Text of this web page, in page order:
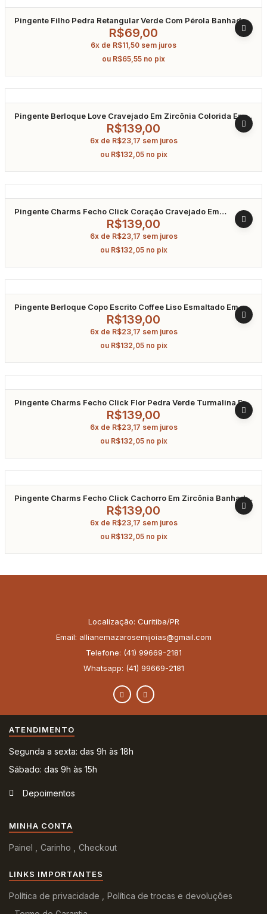
Pingente Filho Pedra Retangular Verde Com Pérola Banhado
R$69,00
6x de R$11,50 sem juros
ou R$65,55 no pix
Pingente Berloque Love Cravejado Em Zircônia Colorida Em
R$139,00
6x de R$23,17 sem juros
ou R$132,05 no pix
Pingente Charms Fecho Click Coração Cravejado Em
Zircônia Banhado A RódioR$139,00
6x de R$23,17 sem juros
ou R$132,05 no pix
Pingente Berloque Copo Escrito Coffee Liso Esmaltado Em
R$139,00
6x de R$23,17 sem juros
ou R$132,05 no pix
Pingente Charms Fecho Click Flor Pedra Verde Turmalina Em
Zircônia Banhado A RódioR$139,00
6x de R$23,17 sem juros
ou R$132,05 no pix
Pingente Charms Fecho Click Cachorro Em Zircônia Banhado
R$139,00
6x de R$23,17 sem juros
ou R$132,05 no pix
Localização: Curitiba/PR
Email: allianemazarosemijoias@gmail.com
Telefone: (41) 99669-2181
Whatsapp: (41) 99669-2181
ATENDIMENTO
Segunda a sexta: das 9h às 18h
Sábado: das 9h às 15h
Depoimentos
MINHA CONTA
Painel Carinho Checkout
LINKS IMPORTANTES
Política de privacidade
Política de trocas e devoluções